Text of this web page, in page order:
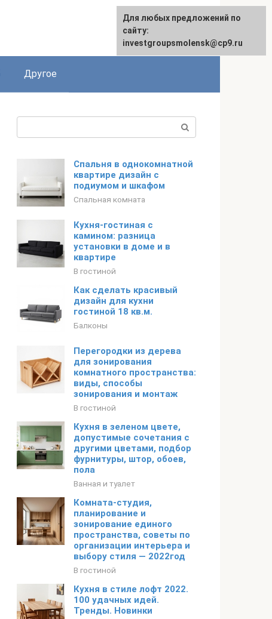
Другое
Спальня в однокомнатной
квартире дизайн с
подиумом и шкафом
Спальная комната
Кухня-гостиная с
камином: разница
установки в доме и в
квартире
В гостиной
Как сделать красивый
дизайн для кухни
гостиной 18 кв.м.
Балконы
Перегородки из дерева
для зонирования
комнатного пространства:
виды, способы
зонирования и монтаж
В гостиной
Кухня в зеленом цвете,
допустимые сочетания с
другими цветами, подбор
фурнитуры, штор, обоев,
пола
Ванная и туалет
Комната-студия,
планирование и
зонирование единого
пространства, советы по
организации интерьера и
выбору стиля — 2022год
В гостиной
Кухня в стиле лофт 2022.
100 удачных идей.
Тренды. Новинки
Для любых предложений по
сайту:
investgroupsmolensk@cp9.ru